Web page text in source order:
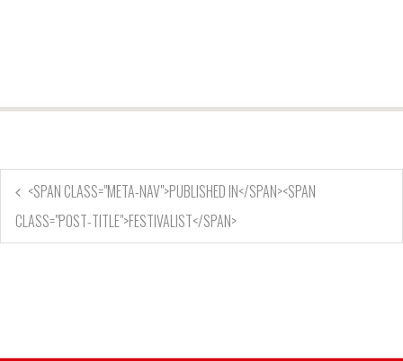
<SPAN CLASS="META-NAV">PUBLISHED IN</SPAN><SPAN
CLASS="POST-TITLE">FESTIVALIST</SPAN>